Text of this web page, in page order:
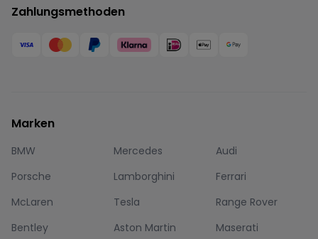
Zahlungsmethoden
Marken
BMW Mercedes
Audi
Porsche
Lamborghini
Ferrari
McLaren
Tesla
Range Rover
Bentley
Aston Martin
Maserati